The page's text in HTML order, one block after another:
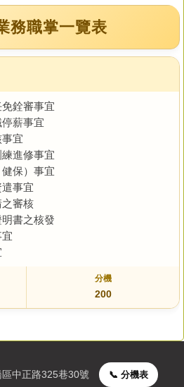
務職掌一覽表
銓審事宜
薪事宜
宜
進修事宜
保）事宜
事宜
審核
書之核發
200
中正路325巷30號 📞 分機表